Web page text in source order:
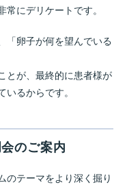
にデリケートです。
「卵子が何を望んでいる
とが、最終的に患者様が
るからです。
のご案内
のテーマをより深く掘り